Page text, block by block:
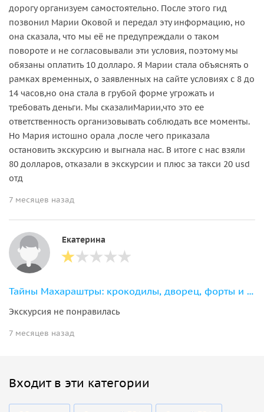
дорогу организуем самостоятельно. После этого гид
позвонил Марии Оковой и передал эту информацию, но
она сказала, что мы её не предупреждали о таком
повороте и не согласовывали эти условия, поэтому мы
обязаны оплатить 10 долларо. Я Марии стала объяснять о
рамках временных, о заявленных на сайте условиях с 8 до
14 часов,но она стала в грубой форме угрожать и
требовать деньги. Мы сказалиМарии,что это ее
ответственность организовывать соблюдать все моменты.
Но Мария истошно орала ,после чего приказала
остановить экскурсию и выгнала нас. В итоге с нас взяли
80 долларов, отказали в экскурсии и плюс за такси 20 usd
отд
7 месяцев назад
Екатерина
Тайны Махараштры: крокодилы, дворец, форты и океан
Экскурсия не понравилась
7 месяцев назад
Входит в эти категории